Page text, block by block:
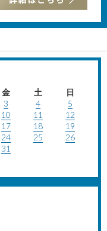
金 土
日
3 4
5
10 11
12
17 18
19
24 25
26
31